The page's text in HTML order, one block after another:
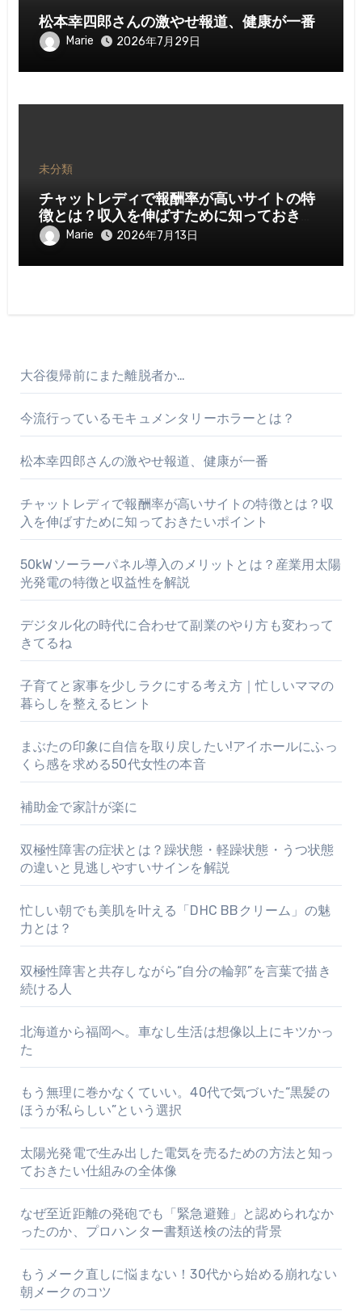
松本幸四郎さんの激やせ報道、健康が一番
Marie 2026年7月29日
未分類
チャットレディで報酬率が高いサイトの特
徴とは？収入を伸ばすために知っておきた
いポイント
Marie 2026年7月13日
大谷復帰前にまた離脱者か…
今流行っているモキュメンタリーホラーとは？
松本幸四郎さんの激やせ報道、健康が一番
チャットレディで報酬率が高いサイトの特徴とは？収
入を伸ばすために知っておきたいポイント
50kWソーラーパネル導入のメリットとは？産業用太陽
光発電の特徴と収益性を解説
デジタル化の時代に合わせて副業のやり方も変わって
きてるね
子育てと家事を少しラクにする考え方｜忙しいママの
暮らしを整えるヒント
まぶたの印象に自信を取り戻したい!アイホールにふっ
くら感を求める50代女性の本音
補助金で家計が楽に
双極性障害の症状とは？躁状態・軽躁状態・うつ状態
の違いと見逃しやすいサインを解説
忙しい朝でも美肌を叶える「DHC BBクリーム」の魅
力とは？
双極性障害と共存しながら“自分の輪郭”を言葉で描き
続ける人
北海道から福岡へ。車なし生活は想像以上にキツかっ
た
もう無理に巻かなくていい。40代で気づいた“黒髪の
ほうが私らしい”という選択
太陽光発電で生み出した電気を売るための方法と知っ
ておきたい仕組みの全体像
なぜ至近距離の発砲でも「緊急避難」と認められなか
ったのか、プロハンター書類送検の法的背景
もうメーク直しに悩まない！30代から始める崩れない
朝メークのコツ